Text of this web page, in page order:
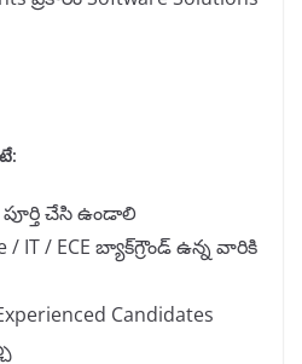
:
పూర్తి చేసి ఉండాలి
/ IT / ECE బ్యాక్‌గ్రౌండ్ ఉన్న వారికి
Candidates